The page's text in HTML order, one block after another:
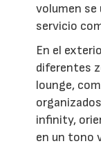
volumen se
servicio
En el
diferentes
lounge,
infinity,
en un tono